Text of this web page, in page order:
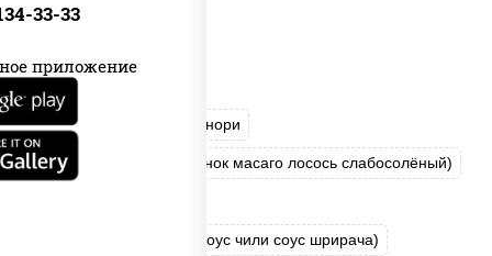
33-33
приложение
краб снежный нори
соус "Яки" (майонез чеснок масаго лосось слабосолёный)
соус "Спайс" (майонез соус чили соус шрирача)